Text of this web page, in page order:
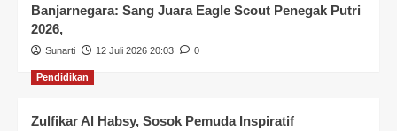
Banjarnegara: Sang Juara Eagle Scout Penegak Putri
2026,
Sunarti 12 Juli 2026 20:03 0
Pendidikan
Zulfikar Al Habsy, Sosok Pemuda Inspiratif